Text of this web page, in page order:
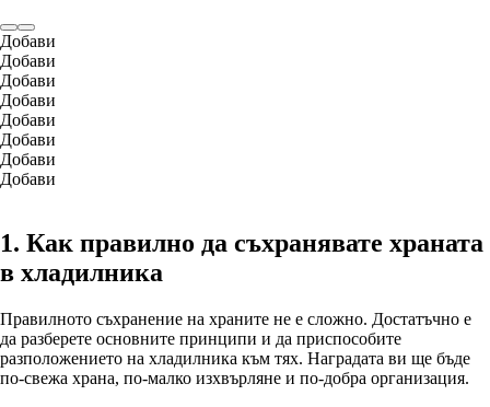
Добави
Добави
Добави
Добави
Добави
Добави
Добави
Добави
1. Как правилно да съхранявате храната
в хладилника
Правилното съхранение на храните не е сложно. Достатъчно е
да разберете основните принципи и да приспособите
разположението на хладилника към тях. Наградата ви ще бъде
по-свежа храна, по-малко изхвърляне и по-добра организация.